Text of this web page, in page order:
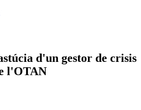
d'un gestor de crisis
l'OTAN